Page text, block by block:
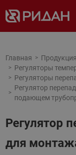
Главная Продукция
Регуляторы
Регуляторы
Регулятор
подающем
Регулятор
для